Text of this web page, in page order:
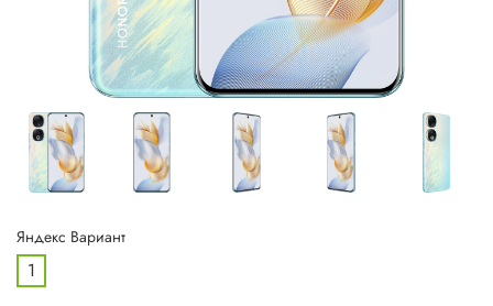
Яндекс Вариант
1